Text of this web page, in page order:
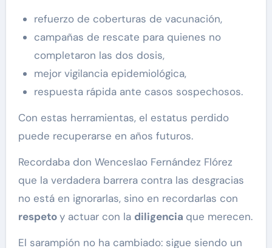
refuerzo de coberturas de vacunación,
campañas de rescate para quienes no
completaron las dos dosis,
mejor vigilancia epidemiológica,
respuesta rápida ante casos sospechosos.
Con estas herramientas, el estatus perdido
puede recuperarse en años futuros.
Recordaba don Wenceslao Fernández Flórez
que la verdadera barrera contra las desgracias
no está en ignorarlas, sino en recordarlas con
respetoy actuar con la diligencia que merecen.
El sarampión no ha cambiado: sigue siendo un